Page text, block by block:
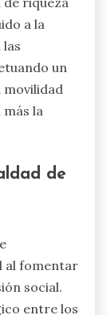
a la
un
movilidad
la
de
al fomentar
social.
entre los